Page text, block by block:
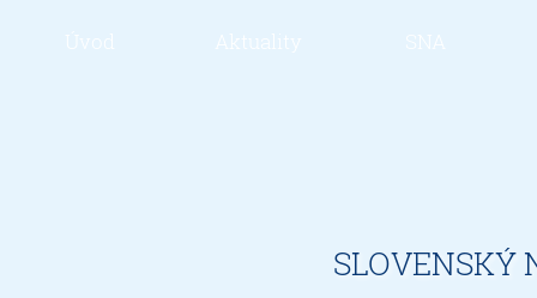
SLOVENSKÝ
Úvod Aktuality SNA